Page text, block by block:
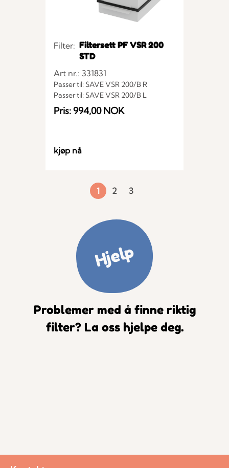
Filter: Filtersett PF VSR 200
STD
Art nr.: 331831
Passer til: SAVE VSR 200/B R
Passer til: SAVE VSR 200/B L
Pris: 994,00 NOK
kjøp nå
Side
1 Side
2 Side
3
Hjelp
Problemer med å finne riktig
filter? La oss hjelpe deg.